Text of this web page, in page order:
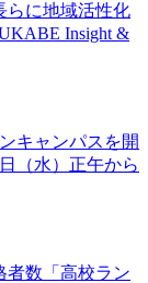
らに地域活性化
Insight &
キャンパスを開
（水）正午から
者数「高校ラン